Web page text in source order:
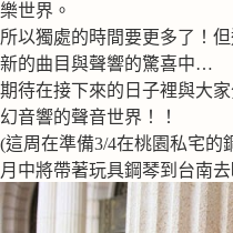
樂世界。
所以獨處的時間要更多了！
新的曲目與聲響的驚喜中…
期待在接下來的日子裡與大
幻音響的聲音世界！！
(這周在準備3/4在桃園私宅的
月中將帶著玩具鋼琴到台南